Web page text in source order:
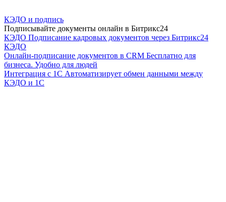
КЭДО и подпись
Подписывайте документы онлайн в Битрикс24
КЭДО Подписание кадровых документов через Битрикс24
КЭДО
Онлайн-подписание документов в CRM Бесплатно для
бизнеса. Удобно для людей
Интеграция с 1С Автоматизирует обмен данными между
КЭДО и 1С